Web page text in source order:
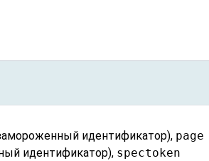
идентификатор), page
идентификатор), spectoken